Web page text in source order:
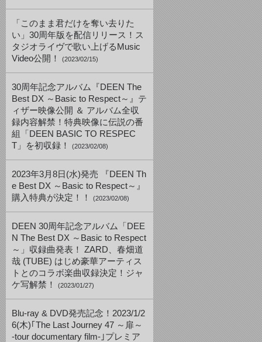
「このまま君だけを奪い去りた
い」30周年版を配信リリース！ス
タジオライヴで歌い上げるMusic
Video公開！
(2023/02/15)
30周年記念アルバム『DEEN The
Best DX ～Basic to Respect～』テ
ィザー映像公開 ＆ アルバム全収
録内容解禁！特典映像に伝説の番
組「DEEN BASIC TO RESPEC
T」を初収録！
(2023/02/08)
2023年3月8日(水)発売 『DEEN Th
e Best DX ～Basic to Respect～』
購入特典が決定！！
(2023/02/08)
DEEN 30周年記念アルバム「DEE
N The Best DX ～Basic to Respect
～」収録曲発表！ ZARD、春畑道
哉 (TUBE) はじめ豪華アーティス
トとのコラボ楽曲収録決定！ジャ
ケ写解禁！
(2023/01/27)
Blu-ray & DVD発売記念！2023/1/2
6(木)｢The Last Journey 47 ～扉～
-tour documentary film-｣プレミア